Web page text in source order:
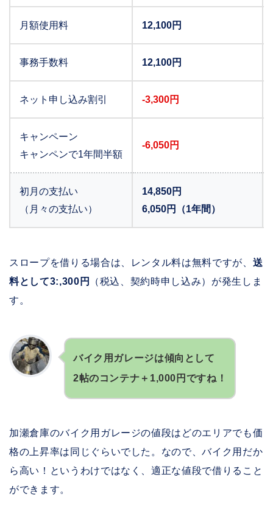
月額使用料 12,100円
事務手数料 12,100円
ネット申し込み割引 -3,300円
キャンペーン
キャンペンで1年間半額
-6,050円
初月の支払い
（月々の支払い）
14,850円
6,050円（1年間）
スロープを借りる場合は、レンタル料は無料ですが、 送
料として3:,300円
（税込、契約時申し込み）が発生しま
す。
バイク用ガレージは傾向として
2帖のコンテナ＋1,000円ですね！
加瀬倉庫のバイク用ガレージの値段はどのエリアでも価
格の上昇率は同じぐらいでした。なので、バイク用だか
ら高い！というわけではなく、適正な値段で借りること
ができます。